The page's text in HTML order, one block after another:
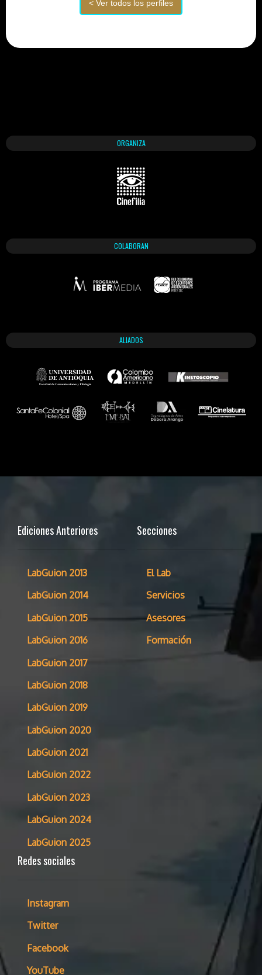
ORGANIZA
COLABORAN
ALIADOS
Ediciones Anteriores
LabGuion 2013
LabGuion 2014
LabGuion 2015
LabGuion 2016
LabGuion 2017
LabGuion 2018
LabGuion 2019
LabGuion 2020
LabGuion 2021
LabGuion 2022
LabGuion 2023
LabGuion 2024
LabGuion 2025
Secciones
El Lab
Servicios
Asesores
Formación
Redes sociales
Instagram
Twitter
Facebook
YouTube